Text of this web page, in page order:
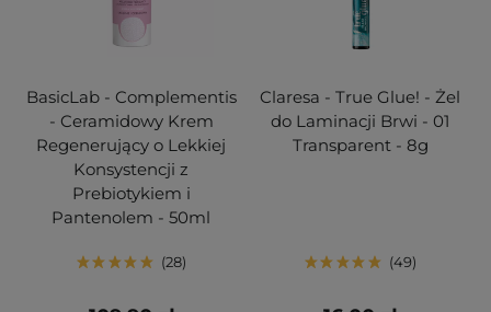
BasicLab - Complementis
- Ceramidowy Krem
Regenerujący o Lekkiej
Konsystencji z
Prebiotykiem i
Pantenolem - 50ml
28
Claresa - True Glue! - Żel
do Laminacji Brwi - 01
Transparent - 8g
49